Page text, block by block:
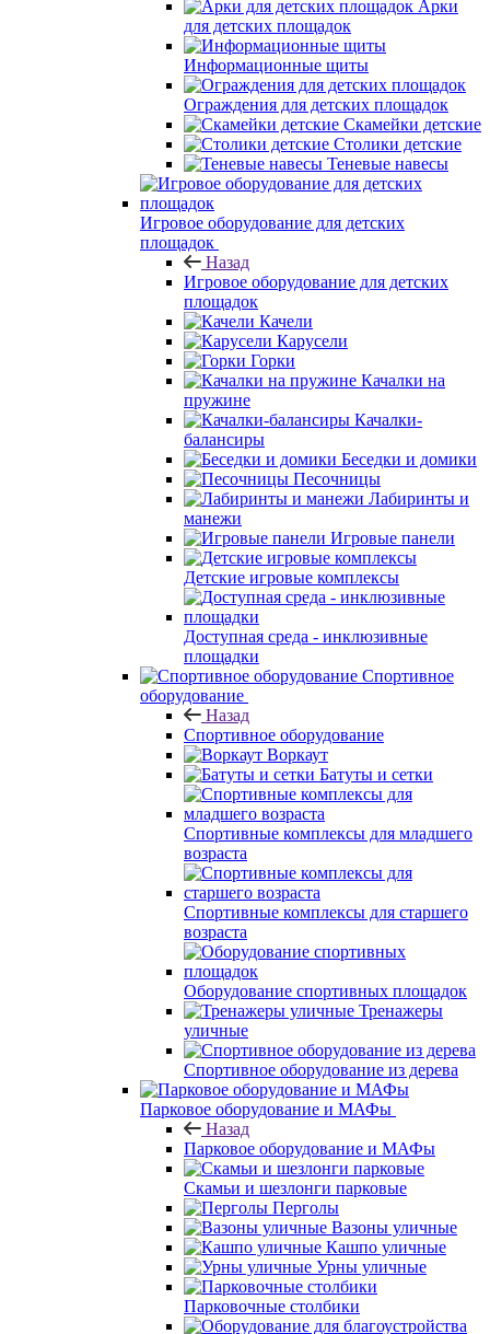
Арки
для детских площадок
Информационные щиты
Ограждения для детских площадок
Скамейки детские
Столики детские
Теневые навесы
Игровое оборудование для детских
площадок
Назад
Игровое оборудование для детских
площадок
Качели
Карусели
Горки
Качалки на
пружине
Качалки-
балансиры
Беседки и домики
Песочницы
Лабиринты и
манежи
Игровые панели
Детские игровые комплексы
Доступная среда - инклюзивные
площадки
Спортивное
оборудование
Назад
Спортивное оборудование
Воркаут
Батуты и сетки
Спортивные комплексы для младшего
возраста
Спортивные комплексы для старшего
возраста
Оборудование спортивных площадок
Тренажеры
уличные
Спортивное оборудование из дерева
Парковое оборудование и МАФы
Назад
Парковое оборудование и МАФы
Скамьи и шезлонги парковые
Перголы
Вазоны уличные
Кашпо уличные
Урны уличные
Парковочные столбики